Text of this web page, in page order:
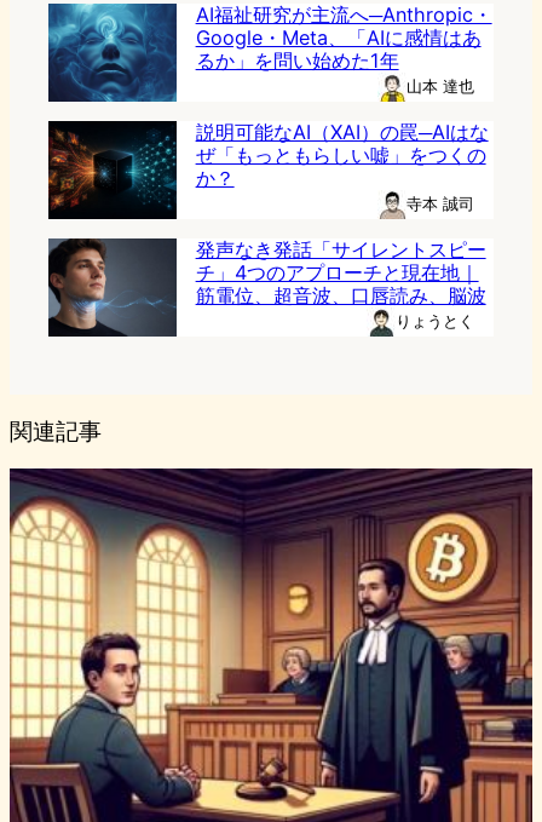
AI福祉研究が主流へ─Anthropic・
Google・Meta、「AIに感情はあ
るか」を問い始めた1年
山本 達也
説明可能なAI（XAI）の罠─AIはな
ぜ「もっともらしい嘘」をつくの
か？
寺本 誠司
発声なき発話「サイレントスピー
チ」4つのアプローチと現在地｜
筋電位、超音波、口唇読み、脳波
りょうとく
関連記事